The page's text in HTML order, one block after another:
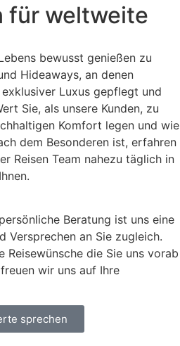
für weltweite
bewusst genießen zu
Hideaways, an denen
Luxus gepflegt und
Sie, als unsere Kunden, zu
Komfort legen und wie
dem Besonderen ist, erfahren
Reisen Team nahezu täglich in
Beratung ist uns eine
Versprechen an Sie zugleich.
Reisewünsche die Sie uns vorab
wir uns auf Ihre
sprechen